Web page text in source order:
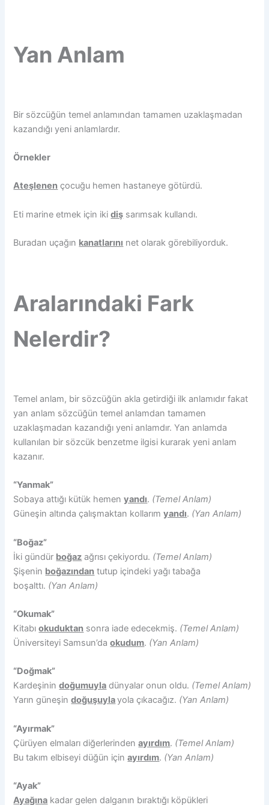
Yan Anlam
Bir sözcüğün temel anlamından tamamen uzaklaşmadan
kazandığı yeni anlamlardır.
Örnekler
Ateşlenen çocuğu hemen hastaneye götürdü.
Eti marine etmek için ikidiş sarımsak kullandı.
Buradan uçağın kanatlarını net olarak görebiliyorduk.
Aralarındaki Fark
Nelerdir?
Temel anlam, bir sözcüğün akla getirdiği ilk anlamıdır fakat
yan anlam sözcüğün temel anlamdan tamamen
uzaklaşmadan kazandığı yeni anlamdır. Yan anlamda
kullanılan bir sözcük benzetme ilgisi kurarak yeni anlam
kazanır.
“Yanmak”
Sobaya attığı kütük hemenyandı. (Temel Anlam)
Güneşin altında çalışmaktan kollarımyandı. (Yan Anlam)
“Boğaz”
İki gündür boğaz ağrısı çekiyordu. (Temel Anlam)
Şişenin boğazından tutup içindeki yağı tabağa
boşalttı. (Yan Anlam)
“Okumak”
Kitabıokuduktan sonra iade edecekmiş. (Temel Anlam)
Üniversiteyi Samsun’daokudum. (Yan Anlam)
“Doğmak”
Kardeşinindoğumuyla dünyalar onun oldu. (Temel Anlam)
Yarın güneşindoğuşuylayola çıkacağız. (Yan Anlam)
“Ayırmak”
Çürüyen elmaları diğerlerindenayırdım. (Temel Anlam)
Bu takım elbiseyi düğün içinayırdım. (Yan Anlam)
“Ayak”
Ayağına kadar gelen dalganın bıraktığı köpükleri